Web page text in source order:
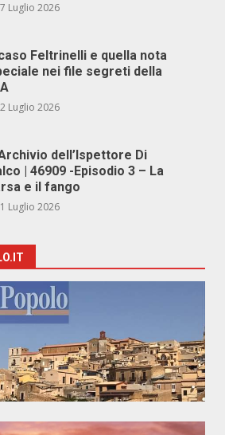
7 Luglio 2026
Feltrinelli e quella nota
nei file segreti della
2 Luglio 2026
dell’Ispettore Di
| 46909 -Episodio 3 – La
e il fango
1 Luglio 2026